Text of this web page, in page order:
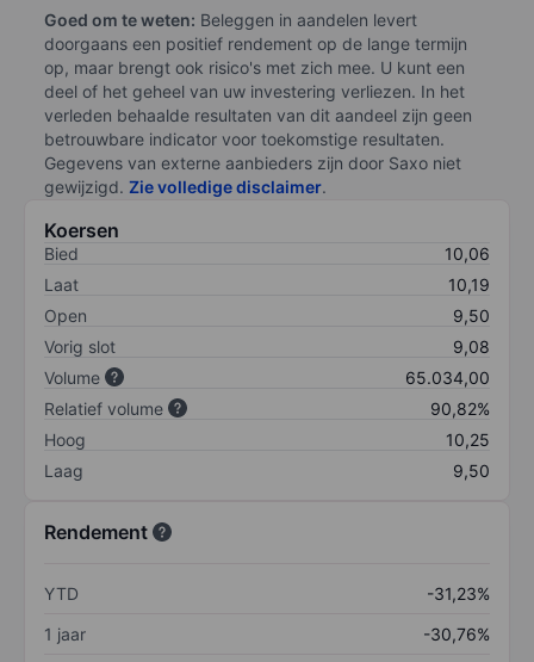
Goed om te weten: Beleggen in aandelen levert
doorgaans een positief rendement op de lange termijn
op, maar brengt ook risico's met zich mee. U kunt een
deel of het geheel van uw investering verliezen. In het
verleden behaalde resultaten van dit aandeel zijn geen
betrouwbare indicator voor toekomstige resultaten.
Gegevens van externe aanbieders zijn door Saxo niet
gewijzigd. Zie volledige disclaimer.
Koersen
Bied
10,06
Laat
10,19
Open
9,50
Vorig slot
9,08
Volume
65.034,00
Relatief volume
90,82%
Hoog
10,25
Laag
9,50
Rendement
YTD
-31,23%
1 jaar
-30,76%